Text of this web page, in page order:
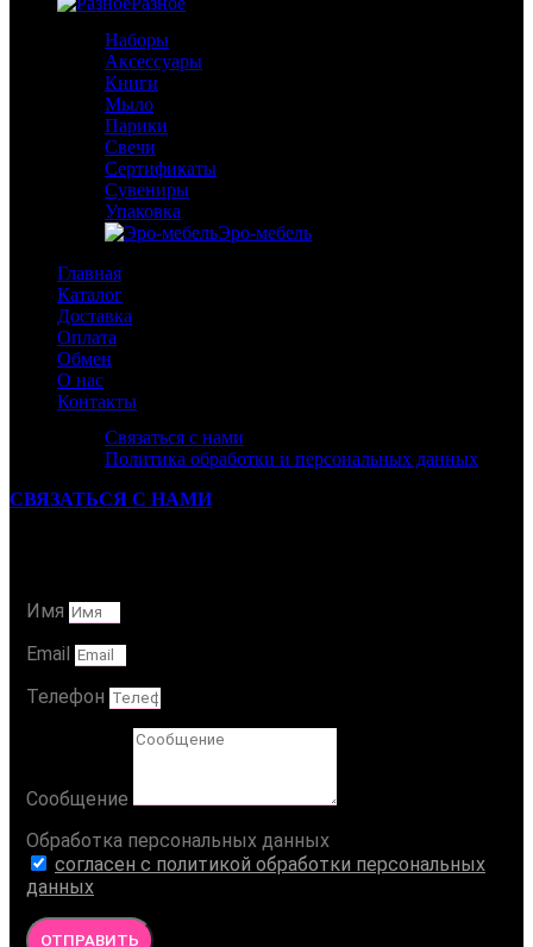
Наборы
Аксессуары
Книги
Мыло
Парики
Свечи
Сертификаты
Сувениры
Упаковка
Эро-мебель
Главная
Каталог
Доставка
Оплата
Обмен
О нас
Контакты
Связаться с нами
Политика обработки и персональных данных
СВЯЗАТЬСЯ С НАМИ
Имя
Email
Телефон
Сообщение
Обработка персональных данных
согласен с политикой обработки персональных
данных
ОТПРАВИТЬ